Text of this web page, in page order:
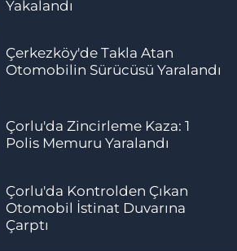
Yakalandı
Çerkezköy'de Takla Atan
Otomobilin Sürücüsü Yaralandı
Çorlu'da Zincirleme Kaza: 1
Polis Memuru Yaralandı
Çorlu'da Kontrolden Çıkan
Otomobil İstinat Duvarına
Çarptı